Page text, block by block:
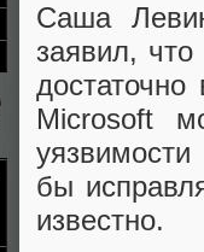
Саша
заявил,
Microsoft
бы
известно.